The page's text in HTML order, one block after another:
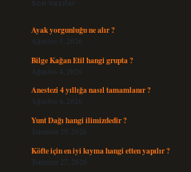
Son Yazılar
Ayak yorgunluğu ne alır ?
Ağustos 5, 2026
Bilge Kağan Etil hangi grupta ?
Ağustos 4, 2026
Anestezi 4 yıllığa nasıl tamamlanır ?
Ağustos 4, 2026
Yunt Dağı hangi ilimizdedir ?
Temmuz 29, 2026
Köfte için en iyi kıyma hangi etten yapılır ?
Temmuz 27, 2026